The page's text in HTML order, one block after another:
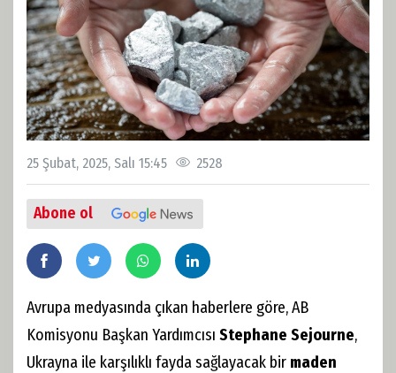
25 Şubat, 2025, Salı 15:45 2528
Abone ol
Avrupa medyasında çıkan haberlere göre, AB
Komisyonu Başkan Yardımcısı Stephane Sejourne,
Ukrayna ile karşılıklı fayda sağlayacak bir maden